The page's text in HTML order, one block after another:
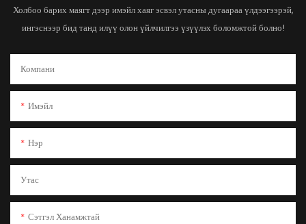
Холбоо барих маягт дээр имэйл хаяг эсвэл утасны дугаараа үлдээгээрэй,
ингэснээр бид танд илүү олон үйлчилгээ үзүүлэх боломжтой болно!
Компани
Имэйл
Нэр
Утас
Сэтгэл Ханамжтай